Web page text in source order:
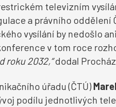
televizním
a právního oddělení
vysílání by nedošlo
v tom roce
roku 2032,“dodal
úřadu (ČTÚ)
podílu jednotlivých